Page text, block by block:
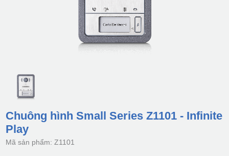
Chuông hình Small Series Z1101 - Infinite
Play
Mã sản phẩm: Z1101